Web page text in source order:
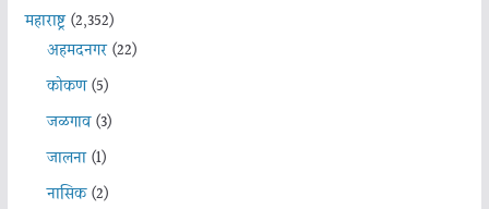
महाराष्ट्र(2,352)
अहमदनगर(22)
कोकण(5)
जळगाव(3)
जालना(1)
नासिक(2)